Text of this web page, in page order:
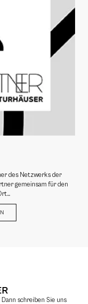
des Netzwerks der
gemeinsam für den
schreiben Sie uns